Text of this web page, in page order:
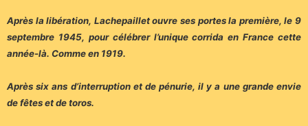
Après la libération, Lachepaillet ouvre ses portes la première, le 9
septembre 1945, pour célébrer l’unique corrida en France cette
année-là. Comme en 1919.
Après six ans d’interruption et de pénurie, il y a une grande envie
de fêtes et de toros.